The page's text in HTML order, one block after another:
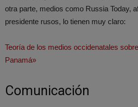
otra parte, medios como Russia Today,
presidente rusos, lo tienen muy claro:
Teoría de los medios occidenatales
Panamá»
Comunicación